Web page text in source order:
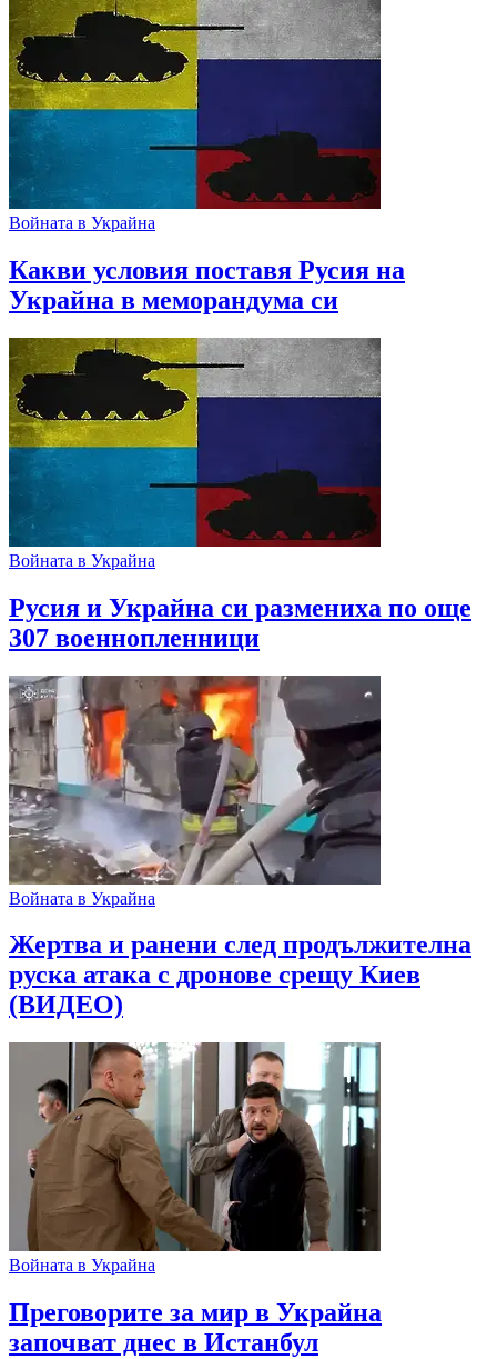
Войната в Украйна
Какви условия поставя Русия на
Украйна в меморандума си
Войната в Украйна
Русия и Украйна си размениха по още
307 военнопленници
Войната в Украйна
Жертва и ранени след продължителна
руска атака с дронове срещу Киев
(ВИДЕО)
Войната в Украйна
Преговорите за мир в Украйна
започват днес в Истанбул